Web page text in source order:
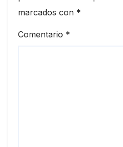
marcados con *
Comentario *